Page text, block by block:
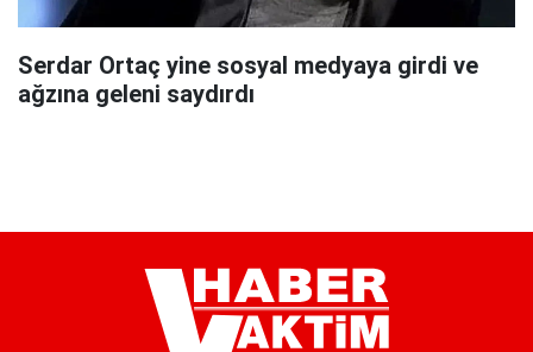
Serdar Ortaç yine sosyal medyaya girdi ve
ağzına geleni saydırdı